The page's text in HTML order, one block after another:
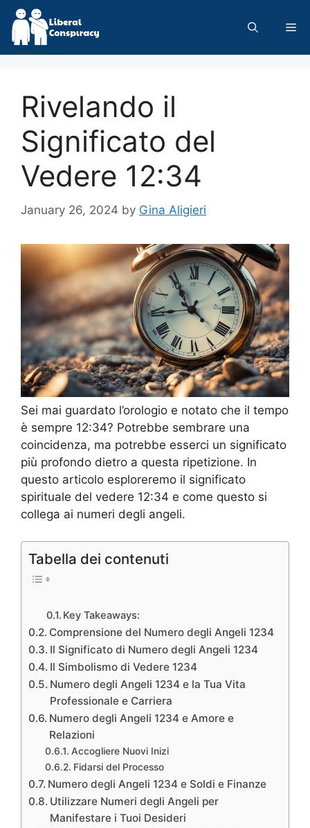
Skip
content
Rivelando il
Significato del
Vedere 12:34
January 26, 2024 by Gina Aligieri
Sei mai guardato l’orologio e notato che il tempo
è sempre 12:34? Potrebbe sembrare una
coincidenza, ma potrebbe esserci un significato
più profondo dietro a questa ripetizione. In
questo articolo esploreremo il significato
spirituale del vedere 12:34 e come questo si
collega ai numeri degli angeli.
Tabella dei contenuti
Key Takeaways:
Comprensione del Numero degli Angeli 1234
Il Significato di Numero degli Angeli 1234
Il Simbolismo di Vedere 1234
Numero degli Angeli 1234 e la Tua Vita
Professionale e Carriera
Numero degli Angeli 1234 e Amore e
Relazioni
Accogliere Nuovi Inizi
Fidarsi del Processo
Numero degli Angeli 1234 e Soldi e Finanze
Utilizzare Numeri degli Angeli per
Manifestare i Tuoi Desideri